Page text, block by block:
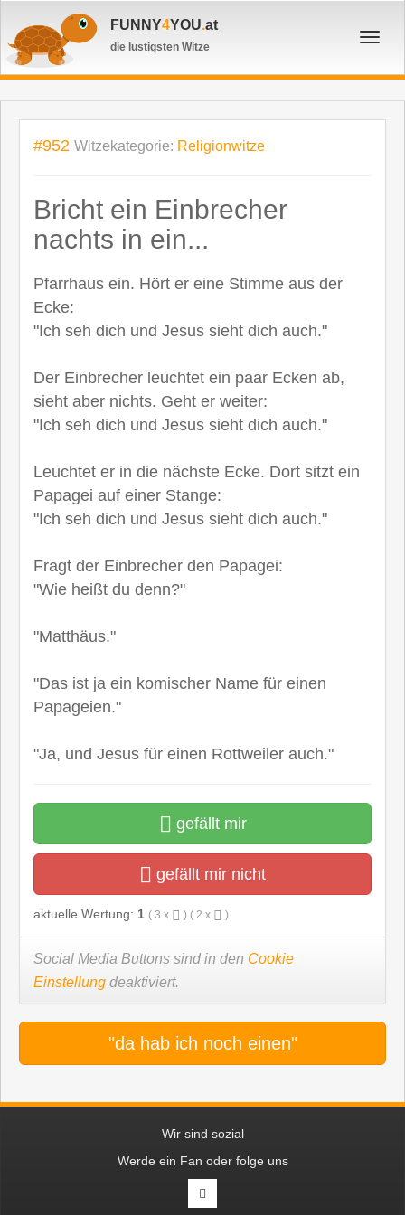
FUNNY4YOU.at
die lustigsten Witze
#952 Witzekategorie: Religionwitze
Bricht ein Einbrecher
nachts in ein...
Pfarrhaus ein. Hört er eine Stimme aus der
Ecke:
"Ich seh dich und Jesus sieht dich auch."
Der Einbrecher leuchtet ein paar Ecken ab,
sieht aber nichts. Geht er weiter:
"Ich seh dich und Jesus sieht dich auch."
Leuchtet er in die nächste Ecke. Dort sitzt ein
Papagei auf einer Stange:
"Ich seh dich und Jesus sieht dich auch."
Fragt der Einbrecher den Papagei:
"Wie heißt du denn?"
"Matthäus."
"Das ist ja ein komischer Name für einen
Papageien."
"Ja, und Jesus für einen Rottweiler auch."
gefällt mir
gefällt mir nicht
aktuelle Wertung: 1 ( 3 x ) ( 2 x )
Social Media Buttons sind in den Cookie
Einstellung deaktiviert.
"da hab ich noch einen"
Wir sind sozial
Werde ein Fan oder folge uns